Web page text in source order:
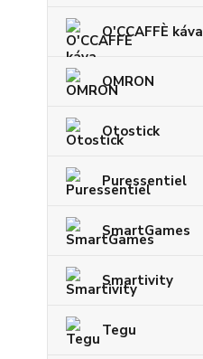
O'CCAFFÈ káva
OMRON
Otostick
Puressentiel
SmartGames
Smartivity
Tegu